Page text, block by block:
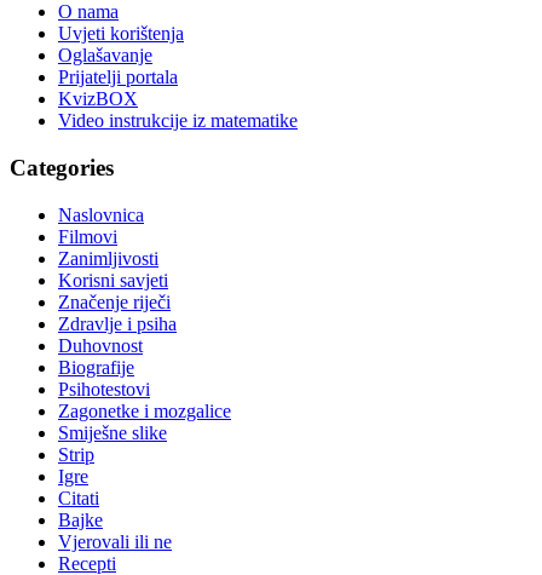
O nama
Uvjeti korištenja
Oglašavanje
Prijatelji portala
KvizBOX
Video instrukcije iz matematike
Categories
Naslovnica
Filmovi
Zanimljivosti
Korisni savjeti
Značenje riječi
Zdravlje i psiha
Duhovnost
Biografije
Psihotestovi
Zagonetke i mozgalice
Smiješne slike
Strip
Igre
Citati
Bajke
Vjerovali ili ne
Recepti